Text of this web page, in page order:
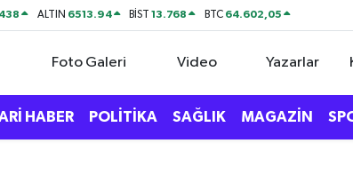
ALTIN 6513.94 BİST13.768 BTC 64.602,05
Foto Galeri Video Yazarlar
HABER POLİTİKA SAĞLIK MAGAZİN